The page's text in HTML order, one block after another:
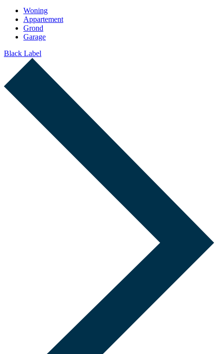
Woning
Appartement
Grond
Garage
Black Label